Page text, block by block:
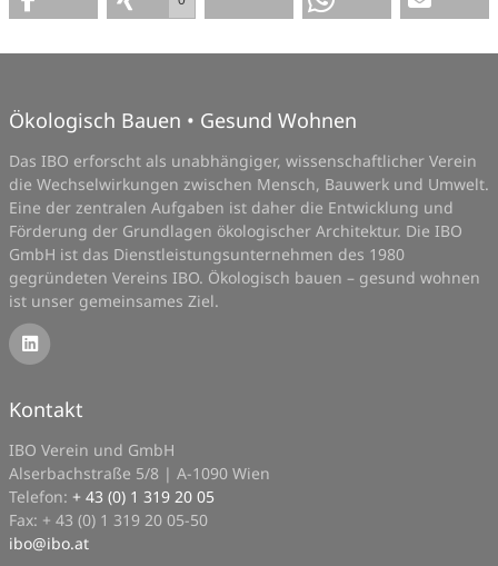
Ökologisch Bauen • Gesund Wohnen
Das IBO erforscht als unabhängiger, wissenschaftlicher Verein
die Wechselwirkungen zwischen Mensch, Bauwerk und Umwelt.
Eine der zentralen Aufgaben ist daher die Entwicklung und
Förderung der Grundlagen ökologischer Architektur. Die IBO
GmbH ist das Dienstleistungsunternehmen des 1980
gegründeten Vereins IBO. Ökologisch bauen – gesund wohnen
ist unser gemeinsames Ziel.
Kontakt
IBO Verein und GmbH
Alserbachstraße 5/8 | A-1090 Wien
Telefon: + 43 (0) 1 319 20 05
Fax: + 43 (0) 1 319 20 05-50
ibo@ibo.at